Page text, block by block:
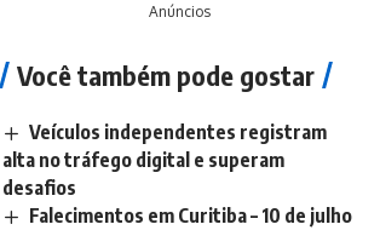
Anúncios
Você também pode gostar
Veículos independentes registram
alta no tráfego digital e superam
desafios
Falecimentos em Curitiba – 10 de julho